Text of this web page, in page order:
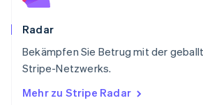
Radar
Bekämpfen Sie Betrug mit der
Stripe-Netzwerks.
Mehr zu Stripe Radar
Schweiz
Singapur
English简体中文
Slowakei
Slowenien